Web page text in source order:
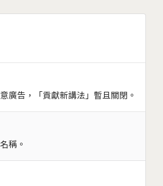
廣告，「貢獻新講法」暫且關閉。
稱。